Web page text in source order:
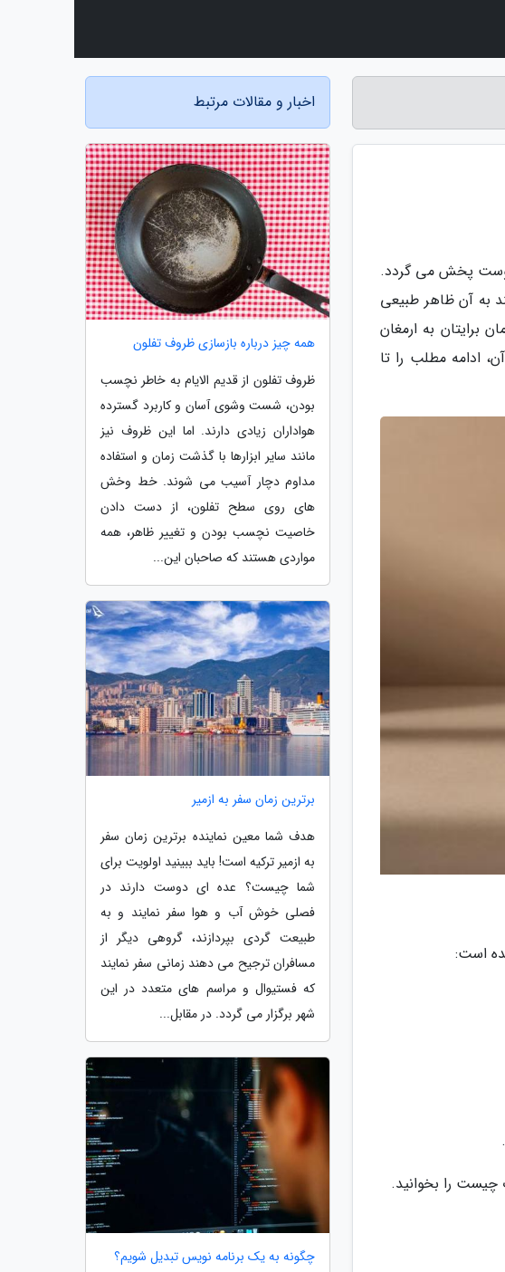
پوست پخش می گردد.
به آن ظاهر طبیعی
به ارمغان
ادامه مطلب را تا
است:
را بخوانید.
اخبار و مقالات مرتبط
همه چیز درباره بازسازی ظروف تفلون
ظروف تفلون از قدیم الایام به خاطر نچسب
بودن، شست وشوی آسان و کاربرد گسترده
هواداران زیادی دارند. اما این ظروف نیز
مانند سایر ابزارها با گذشت زمان و استفاده
مداوم دچار آسیب می شوند. خط وخش
های روی سطح تفلون، از دست دادن
خاصیت نچسب بودن و تغییر ظاهر، همه
مواردی هستند که صاحبان این...
برترین زمان سفر به ازمیر
هدف شما معین نماینده برترین زمان سفر
به ازمیر ترکیه است! باید ببینید اولویت برای
شما چیست؟ عده ای دوست دارند در
فصلی خوش آب و هوا سفر نمایند و به
طبیعت گردی بپردازند، گروهی دیگر از
مسافران ترجیح می دهند زمانی سفر نمایند
که فستیوال و مراسم های متعدد در این
شهر برگزار می گردد. در مقابل...
چگونه به یک برنامه نویس تبدیل شویم؟